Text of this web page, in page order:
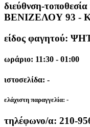
διεύθνση-
ΒΕΝΙΖΕΛΟΥ 93 -
είδος φαγητού:
ωράριο: 11:30 - 01:00
ιστοσελίδα: -
ελάχιστη παραγγελία: -
τηλέφωνο/α: 210-